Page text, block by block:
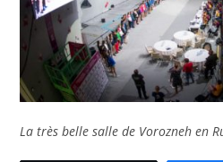
La très belle salle de Vorozneh en